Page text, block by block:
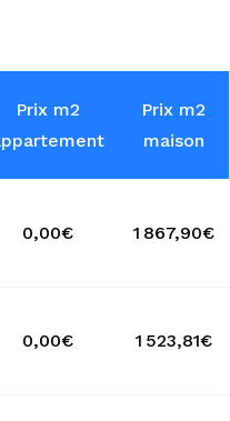
Prix m2
Prix m2
maison
0,00€ 1 867,90€
0,00€ 1 523,81€